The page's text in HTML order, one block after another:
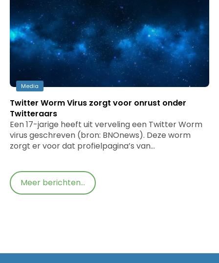
Media
Twitter Worm Virus zorgt voor onrust onder
Twitteraars
Een 17-jarige heeft uit verveling een Twitter Worm
virus geschreven (bron: BNOnews). Deze worm
zorgt er voor dat profielpagina’s van…
Meer berichten...